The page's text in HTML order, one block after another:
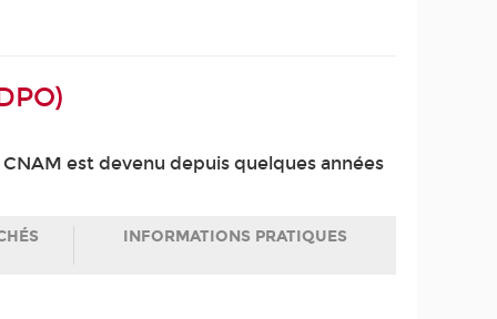
est devenu depuis quelques années
INFORMATIONS PRATIQUES